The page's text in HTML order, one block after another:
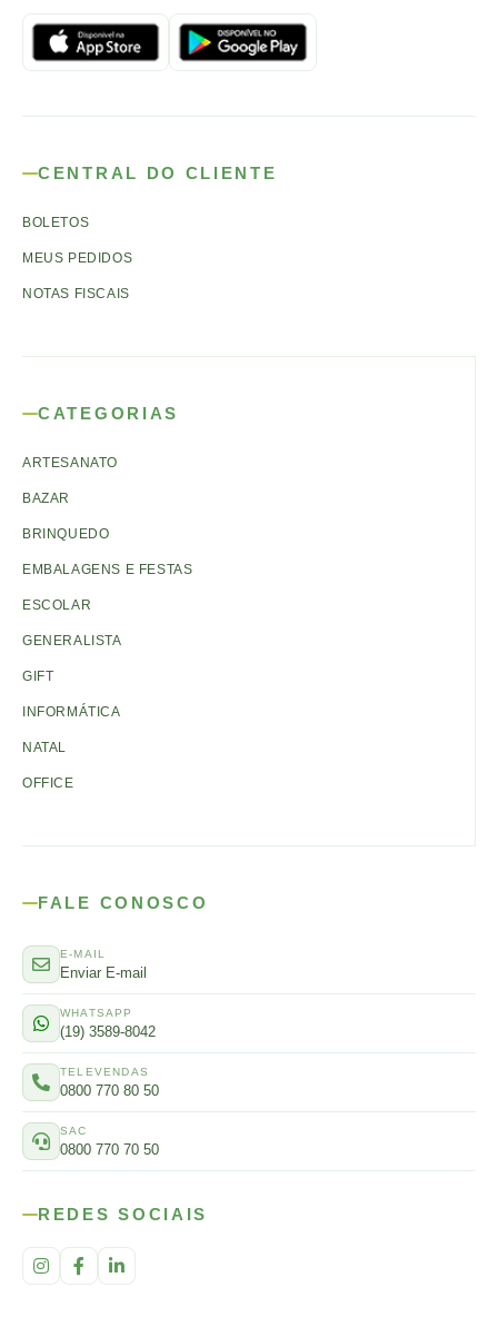
CENTRAL DO CLIENTE
BOLETOS
MEUS PEDIDOS
NOTAS FISCAIS
CATEGORIAS
ARTESANATO
BAZAR
BRINQUEDO
EMBALAGENS E FESTAS
ESCOLAR
GENERALISTA
GIFT
INFORMÁTICA
NATAL
OFFICE
FALE CONOSCO
E-MAIL
Enviar E-mail
WHATSAPP
(19) 3589-8042
TELEVENDAS
0800 770 80 50
SAC
0800 770 70 50
REDES SOCIAIS